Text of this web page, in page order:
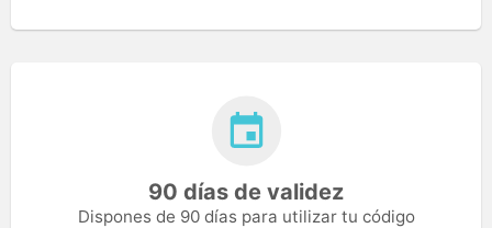
90 días de validez
Dispones de 90 días para utilizar tu código